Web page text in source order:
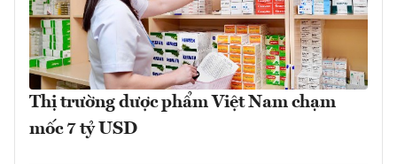
Thị trường dược phẩm Việt Nam chạm
mốc 7 tỷ USD